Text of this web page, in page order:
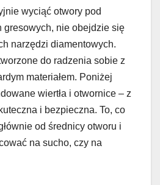
wyciąć otwory pod
gresowych, nie obejdzie się
narzędzi diamentowych.
do radzenia sobie z
materiałem. Poniżej
wiertła i otwornice – z
i bezpieczna. To, co
od średnicy otworu i
na sucho, czy na